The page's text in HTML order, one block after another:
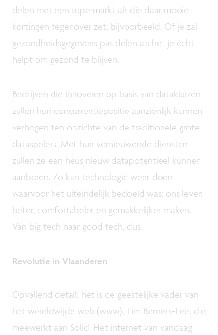
delen met een supermarkt als die daar mooie
kortingen tegenover zet, bijvoorbeeld. Of je zal
gezondheidsgegevens pas delen als het je écht
helpt om gezond te blijven.
Bedrijven die innoveren op basis van datakluizen
zullen hun concurrentiepositie aanzienlijk kunnen
verhogen ten opzichte van de traditionele grote
dataspelers. Met hun vernieuwende diensten
zullen ze een heus nieuw datapotentieel kunnen
aanboren. Zo kan technologie weer doen
waarvoor het uiteindelijk bedoeld was: ons leven
beter, comfortabeler en gemakkelijker maken.
Van big tech naar good tech, dus.
Revolutie in Vlaanderen
Opvallend detail: het is de geestelijke vader van
het wereldwijde web (www), Tim Berners-Lee, die
meewerkt aan Solid. Het internet van vandaag